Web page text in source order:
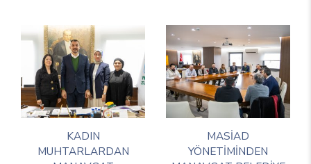
KADIN
MUHTARLARDAN
MASİAD
YÖNETİMİNDEN